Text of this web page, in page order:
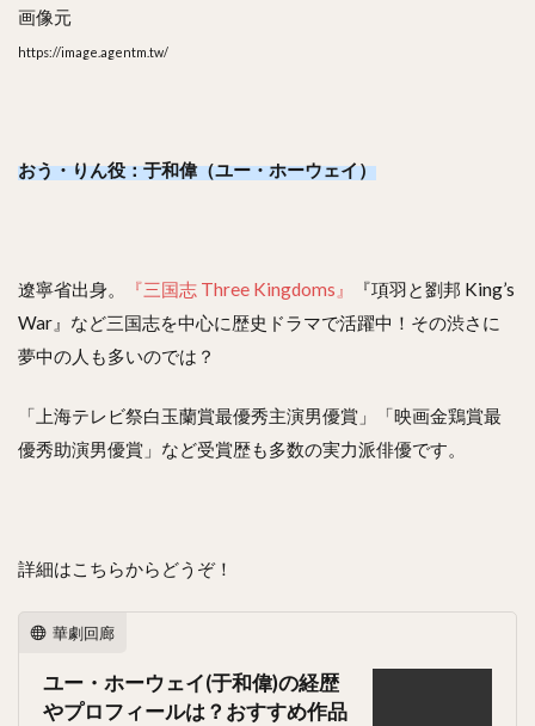
画像元
https://image.agentm.tw/
おう・りん役：于和偉（ユー・ホーウェイ）
遼寧省出身。 『三国志 Three Kingdoms』
『項羽と劉邦 King’s
War』など三国志を中心に歴史ドラマで活躍中！その渋さに
夢中の人も多いのでは？
「上海テレビ祭白玉蘭賞最優秀主演男優賞」「映画金鶏賞最
優秀助演男優賞」など受賞歴も多数の実力派俳優です。
詳細はこちらからどうぞ！
華劇回廊
ユー・ホーウェイ(于和偉)の経歴
やプロフィールは？おすすめ作品